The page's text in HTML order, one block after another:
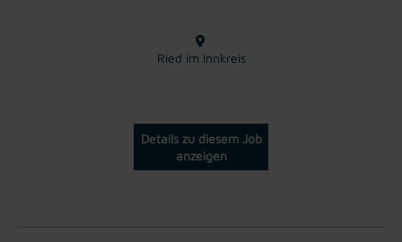
Ried im Innkreis
Details zu diesem Job
anzeigen